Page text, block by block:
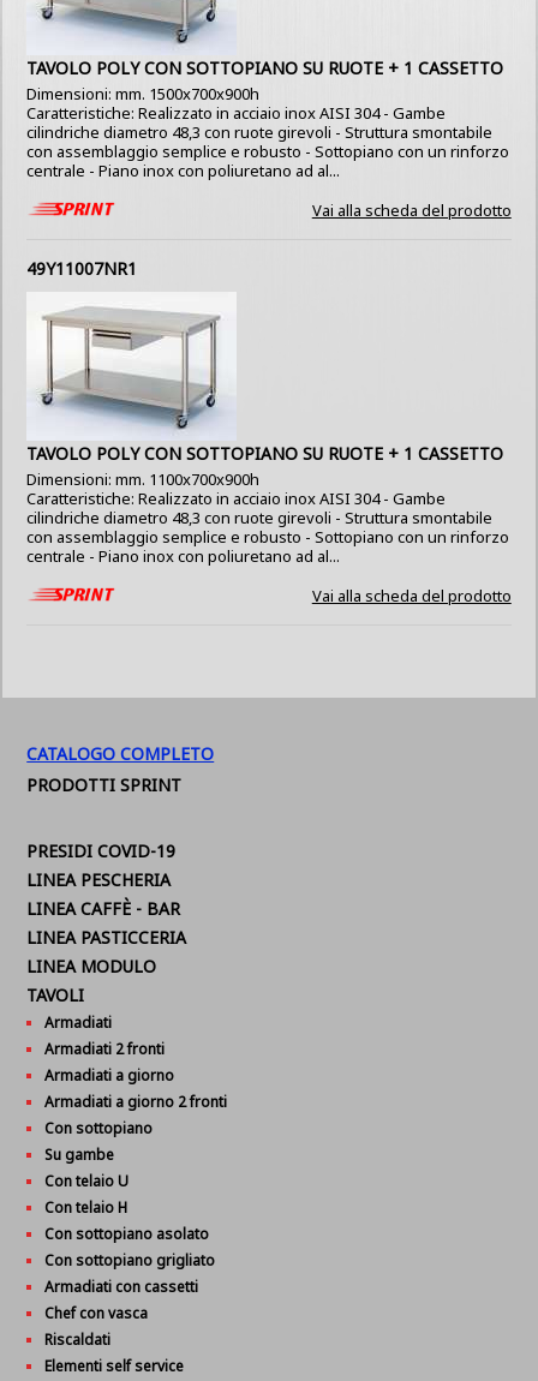
TAVOLO POLY CON SOTTOPIANO SU RUOTE + 1 CASSETTO
Dimensioni: mm. 1500x700x900h
Caratteristiche: Realizzato in acciaio inox AISI 304 - Gambe
cilindriche diametro 48,3 con ruote girevoli - Struttura smontabile
con assemblaggio semplice e robusto - Sottopiano con un rinforzo
centrale - Piano inox con poliuretano ad al...
Vai alla scheda del prodotto
49Y11007NR1
TAVOLO POLY CON SOTTOPIANO SU RUOTE + 1 CASSETTO
Dimensioni: mm. 1100x700x900h
Caratteristiche: Realizzato in acciaio inox AISI 304 - Gambe
cilindriche diametro 48,3 con ruote girevoli - Struttura smontabile
con assemblaggio semplice e robusto - Sottopiano con un rinforzo
centrale - Piano inox con poliuretano ad al...
Vai alla scheda del prodotto
CATALOGO COMPLETO
PRODOTTI SPRINT
PRESIDI COVID-19
LINEA PESCHERIA
LINEA CAFFÈ - BAR
LINEA PASTICCERIA
LINEA MODULO
TAVOLI
Armadiati
Armadiati 2 fronti
Armadiati a giorno
Armadiati a giorno 2 fronti
Con sottopiano
Su gambe
Con telaio U
Con telaio H
Con sottopiano asolato
Con sottopiano grigliato
Armadiati con cassetti
Chef con vasca
Riscaldati
Elementi self service